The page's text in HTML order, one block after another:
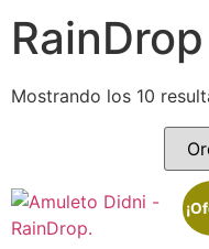
RainDrop
Mostrando los 10